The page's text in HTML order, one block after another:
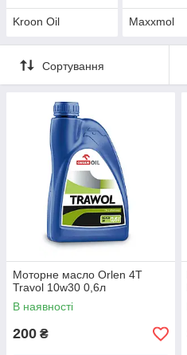
Kroon Oil Maxxmol
Сортування
Моторне масло Orlen 4T
Travol 10w30 0,6л
В наявності
200 ₴